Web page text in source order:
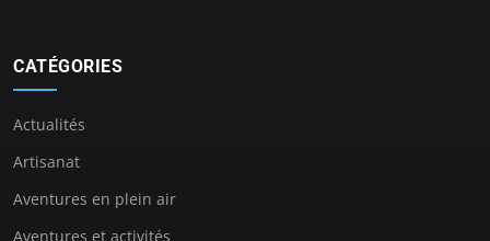
CATÉGORIES
Actualités
Artisanat
Aventures en plein air
Aventures et activités